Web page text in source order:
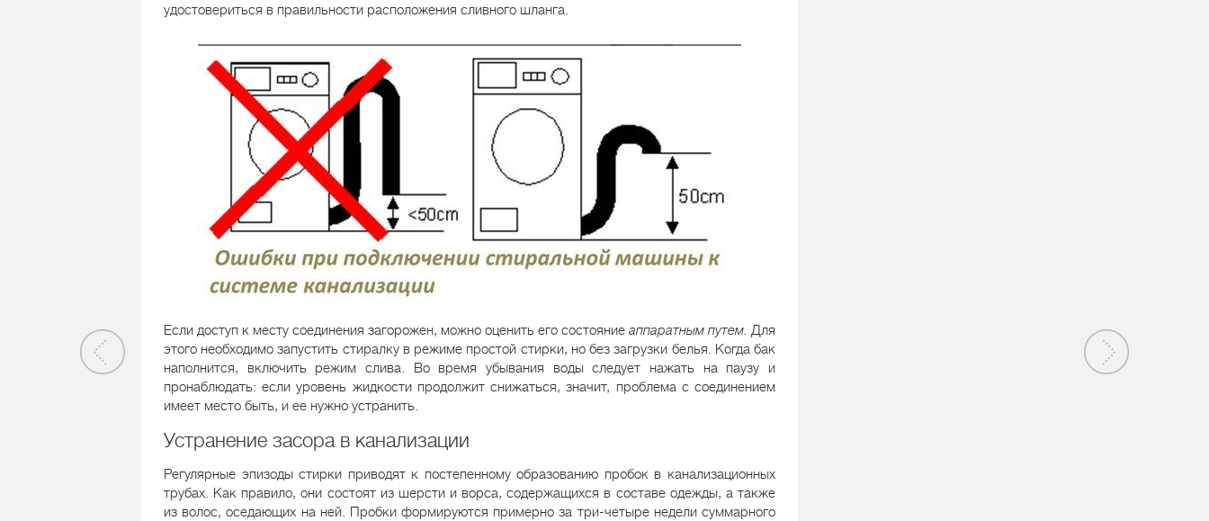
удостовериться в правильности расположения сливного шланга.
Если доступ к месту соединения загорожен, можно оценить его состояние аппаратным путем. Для
этого необходимо запустить стиралку в режиме простой стирки, но без загрузки белья. Когда бак
наполнится, включить режим слива. Во время убывания воды следует нажать на паузу и
пронаблюдать: если уровень жидкости продолжит снижаться, значит, проблема с соединением
имеет место быть, и ее нужно устранить.
Устранение засора в канализации
Регулярные эпизоды стирки приводят к постепенному образованию пробок в канализационных
трубах. Как правило, они состоят из шерсти и ворса, содержащихся в составе одежды, а также
из волос, оседающих на ней. Пробки формируются примерно за три-четыре недели суммарного